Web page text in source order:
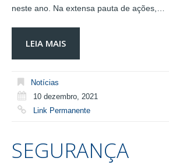
neste ano. Na extensa pauta de ações,…
LEIA MAIS
Notícias
10 dezembro, 2021
Link Permanente
SEGURANÇA